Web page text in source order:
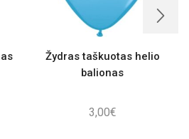
Žydras taškuotas helio
balionas
3,00€